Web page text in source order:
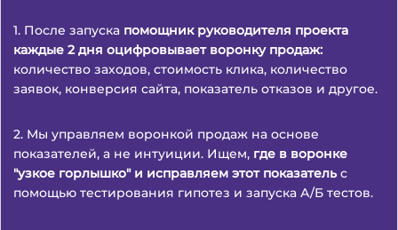
1. После запуска помощник руководителя проекта
каждые 2 дня оцифровывает воронку продаж:
количество заходов, стоимость клика, количество
заявок, конверсия сайта, показатель отказов и другое.
2. Мы управляем воронкой продаж на основе
показателей, а не интуиции. Ищем, где в воронке
"узкое горлышко" и исправляем этот показательс
помощью тестирования гипотез и запуска А/Б тестов.